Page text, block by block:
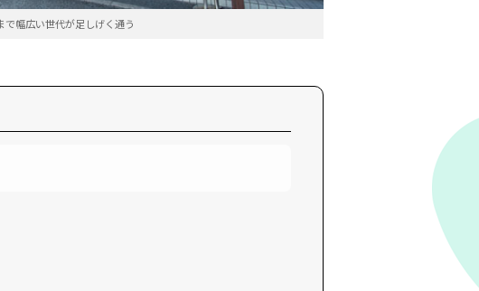
幅広い世代が足しげく通う